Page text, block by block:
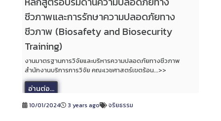
ชีวภาพและการรักษาความปลอดภัยทาง
ชีวภาพ (Biosafety and Biosecurity
Training)
งานมาตรฐานการวิจัยและบริหารความปลอดภัยทางชีวภาพ
สำนักงานบริการการวิจัย คณะเวชศาสตร์เขตร้อน...>>
อ่านต่อ...
10/01/2024 3 years ago จริยธรรม